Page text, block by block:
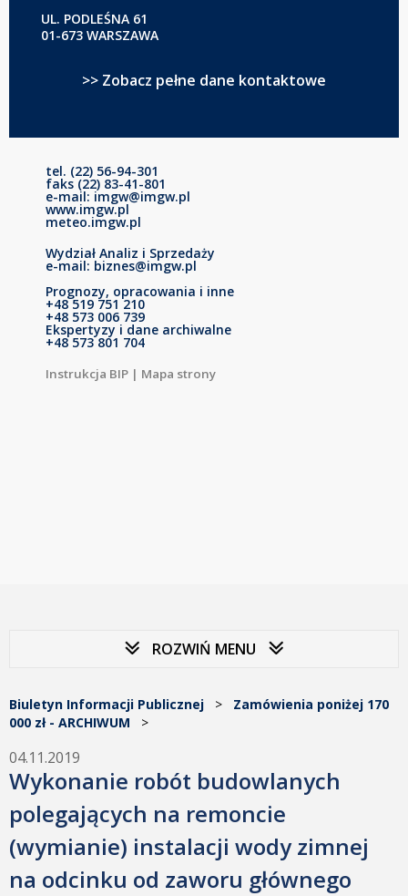
UL. PODLEŚNA 61
01-673 WARSZAWA
>> Zobacz pełne dane kontaktowe
tel. (22) 56-94-301
faks (22) 83-41-801
e-mail: imgw@imgw.pl
www.imgw.pl
meteo.imgw.pl
Wydział Analiz i Sprzedaży
e-mail: biznes@imgw.pl
Prognozy, opracowania i inne
+48 519 751 210
+48 573 006 739
Ekspertyzy i dane archiwalne
+48 573 801 704
Instrukcja BIP | Mapa strony
ROZWIŃ MENU
Biuletyn Informacji Publicznej > Zamówienia poniżej 170
000 zł - ARCHIWUM >
04.11.2019
Wykonanie robót budowlanych
polegających na remoncie
(wymianie) instalacji wody zimnej
na odcinku od zaworu głównego